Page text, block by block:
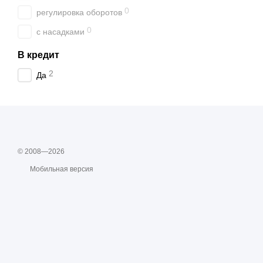
регулировка оборотов 0
с насадками 0
В кредит
Да 2
© 2008—2026
Мобильная версия